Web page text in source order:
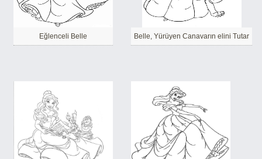
Eğlenceli Belle Belle, Yürüyen Canavarın elini Tutar